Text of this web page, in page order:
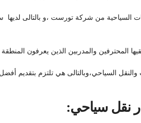
السياحية من شركة تورست ،و بالتالى
المحترفين والمدربين الذين يعرفون
السياحي،وبالتالى هي تلتزم بتقديم
نقل سياحي: